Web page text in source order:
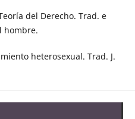
del Derecho. Trad. e
hombre.
heterosexual. Trad. J.